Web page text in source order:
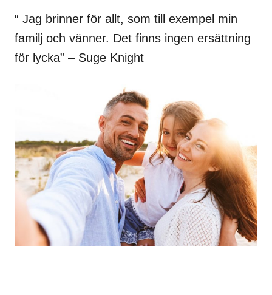
“ Jag brinner för allt, som till exempel min
familj och vänner. Det finns ingen ersättning
för lycka” – Suge Knight